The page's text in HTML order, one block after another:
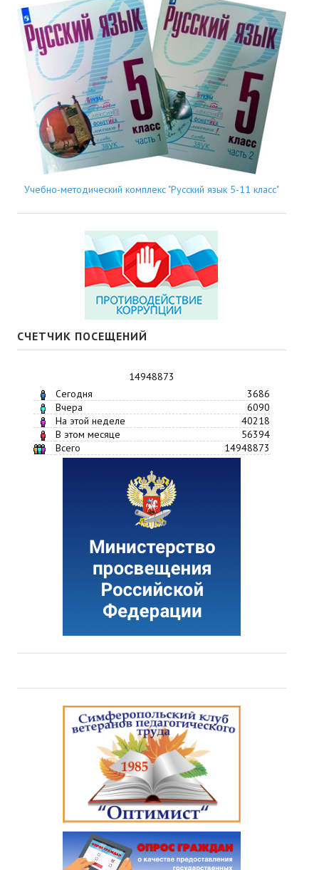
Учебно-методический комплекс "Русский язык 5-11 класс"
СЧЕТЧИК ПОСЕЩЕНИЙ
14948873
Сегодня
3686
Вчера
6090
На этой неделе
40218
В этом месяце
56394
Всего
14948873